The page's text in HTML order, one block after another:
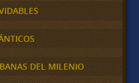
DEL MILENIO